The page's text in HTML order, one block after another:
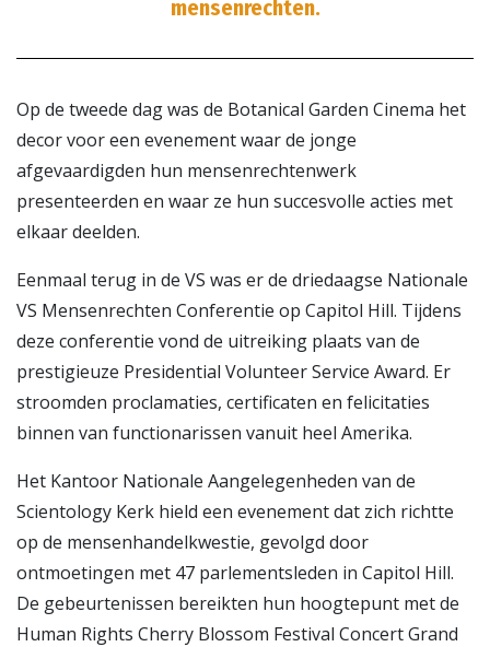
mensenrechten.
Op de tweede dag was de Botanical Garden Cinema het
decor voor een evenement waar de jonge
afgevaardigden hun mensenrechtenwerk
presenteerden en waar ze hun succesvolle acties met
elkaar deelden.
Eenmaal terug in de VS was er de driedaagse Nationale
VS Mensenrechten Conferentie op Capitol Hill. Tijdens
deze conferentie vond de uitreiking plaats van de
prestigieuze Presidential Volunteer Service Award. Er
stroomden proclamaties, certificaten en felicitaties
binnen van functionarissen vanuit heel Amerika.
Het Kantoor Nationale Aangelegenheden van de
Scientology Kerk hield een evenement dat zich richtte
op de mensenhandelkwestie, gevolgd door
ontmoetingen met 47 parlementsleden in Capitol Hill.
De gebeurtenissen bereikten hun hoogtepunt met de
Human Rights Cherry Blossom Festival Concert Grand